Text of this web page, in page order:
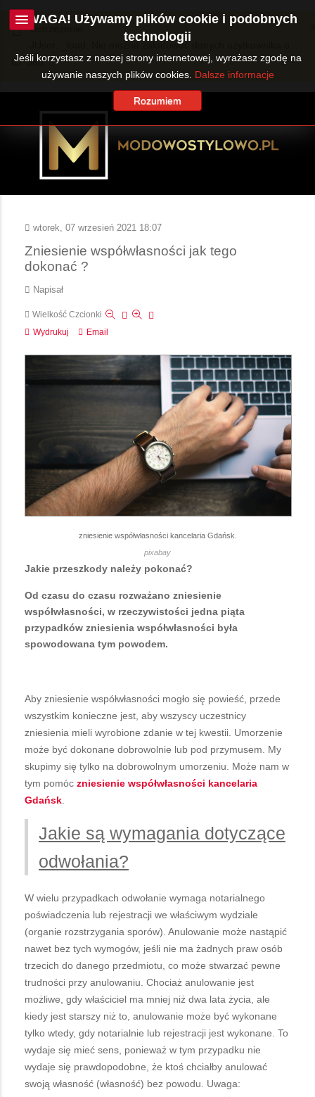
Ostrzeżenie
JUser::_load: Nie można załadować danych użytkownika o
ID: 360.
wtorek, 07 wrzesień 2021 18:07
Zniesienie współwłasności jak tego
dokonać ?
Napisał
Wielkość Czcionki
Wydrukuj
Email
zniesienie współwłasności kancelaria Gdańsk.
pixabay
Jakie przeszkody należy pokonać?
Od czasu do czasu rozważano zniesienie
współwłasności, w rzeczywistości jedna piąta
przypadków zniesienia współwłasności była
spowodowana tym powodem.
Aby zniesienie współwłasności mogło się powieść, przede
wszystkim konieczne jest, aby wszyscy uczestnicy
zniesienia mieli wyrobione zdanie w tej kwestii. Umorzenie
może być dokonane dobrowolnie lub pod przymusem. My
skupimy się tylko na dobrowolnym umorzeniu. Może nam w
tym pomóc zniesienie współwłasności kancelaria
Gdańsk.
Jakie są wymagania dotyczące
odwołania?
W wielu przypadkach odwołanie wymaga notarialnego
poświadczenia lub rejestracji we właściwym wydziale
(organie rozstrzygania sporów). Anulowanie może nastąpić
nawet bez tych wymogów, jeśli nie ma żadnych praw osób
trzecich do danego przedmiotu, co może stwarzać pewne
trudności przy anulowaniu. Chociaż anulowanie jest
możliwe, gdy właściciel ma mniej niż dwa lata życia, ale
kiedy jest starszy niż to, anulowanie może być wykonane
tylko wtedy, gdy notarialnie lub rejestracji jest wykonane. To
wydaje się mieć sens, ponieważ w tym przypadku nie
wydaje się prawdopodobne, że ktoś chciałby anulować
swoją własność (własność) bez powodu. Uwaga:
UWAGA! Używamy plików cookie i podobnych
technologii
Jeśli korzystasz z naszej strony internetowej, wyrażasz zgodę na
używanie naszych plików cookies. Dalsze informacje
Rozumiem